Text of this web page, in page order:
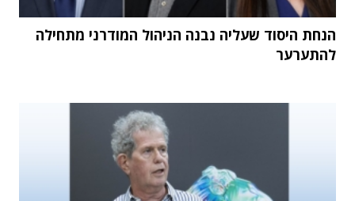
הנחת היסוד שעליה נבנה הניהול המודרני מתחילה
להתערער